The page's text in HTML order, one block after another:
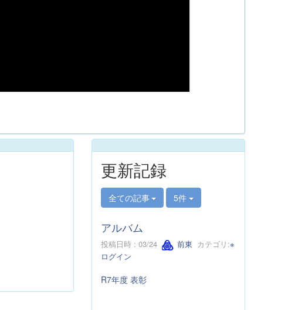
更新記録
全ての記事 5件
アルバム
投稿日時 : 03/24 前東 カテゴリ:※
ログイン
R7年度 表彰